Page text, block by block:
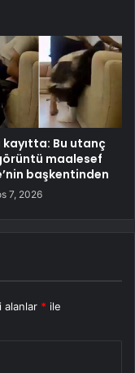
kayıtta: Bu utanç
maalesef
başkentinden
7, 2026
alanlar * ile